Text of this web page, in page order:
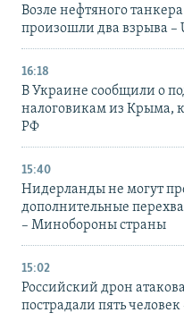
Возле нефтяного
произошли два взрыва –
16:18
В Украине сообщили о
налоговикам из Крыма,
РФ
15:40
Нидерланды не могут
дополнительные
– Минобороны страны
15:02
Российский дрон
пострадали пять